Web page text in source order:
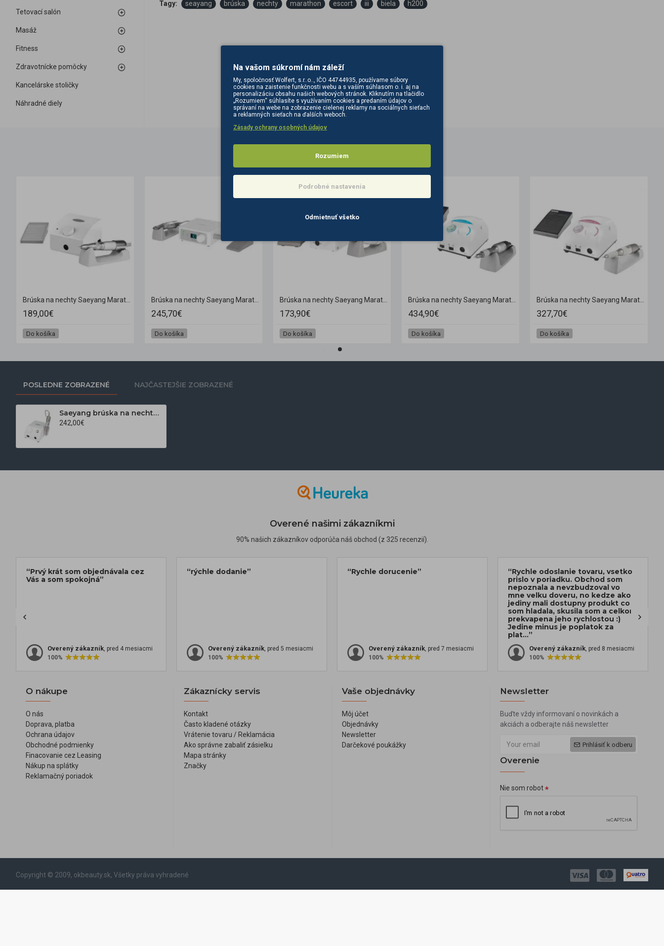
Tetovací salón
Masáž
Fitness
Zdravotnícke pomôcky
Kancelárske stoličky
Náhradné diely
Tagy:
seayang brúska nechty marathon escort iii biela h200
PODOBNÉ PRODUKTY SÚVISIACE PRODUKTY
189,00€
Do košíka
245,70€
Do košíka
173,90€
Do košíka
434,90€
Do košíka
327,70€
Do košíka
POSLEDNE ZOBRAZENÉ NAJČASTEJŠIE ZOBRAZENÉ
Saeyang brúska na nechty Marathon Escort III biela + H200
242,00€
Overené našimi zákazníkmi
90% našich zákazníkov odporúča náš obchod (z 325 recenzií).
“Prvý krát som objednávala cez
Vás a som spokojná”
Overený zákazník, pred 4 mesiacmi
100%
“rýchle dodanie”
Overený zákazník, pred 5 mesiacmi
100%
“Rychle dorucenie”
Overený zákazník, pred 7 mesiacmi
100%
“Rychle odoslanie tovaru, vsetko
prislo v poriadku. Obchod som
nepoznala a nevzbudzoval vo
mne velku doveru, no kedze ako
jediny mali dostupny produkt co
som hladala, skusila som a celkom
prekvapena jeho rychlostou :)
Jedine minus je poplatok za
plat...”
Overený zákazník, pred 8 mesiacmi
100%
O nákupe
O nás
Doprava, platba
Ochrana údajov
Obchodné podmienky
Finacovanie cez Leasing
Nákup na splátky
Reklamačný poriadok
Zákaznícky servis
Kontakt
Často kladené otázky
Vrátenie tovaru / Reklamácia
Ako správne zabaliť zásielku
Mapa stránky
Značky
Vaše objednávky
Môj účet
Objednávky
Newsletter
Darčekové poukážky
Newsletter
Buďte vždy informovaní o novinkách a
akciách a odberajte náš newsletter
Prihlásiť k odberu
Overenie
Nie som robot
Copyright © 2009, okbeauty.sk, Všetky práva vyhradené
Na vašom súkromí nám záleží
My, spoločnosť Wolfert, s.r..o.., IČO 44744935, používame súbory
cookies na zaistenie funkčnosti webu a s vaším súhlasom o. i. aj na
personalizáciu obsahu našich webových stránok. Kliknutím na tlačidlo
„Rozumiem“ súhlasíte s využívaním cookies a predaním údajov o
správaní na webe na zobrazenie cielenej reklamy na sociálnych sieťach
a reklamných sieťach na ďalších weboch.
Zásady ochrany osobných údajov
Rozumiem
Podrobné nastavenia
Odmietnuť všetko